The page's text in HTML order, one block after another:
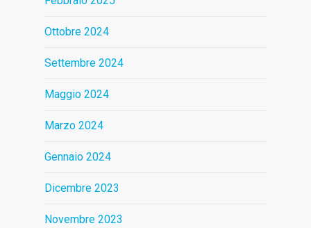
Ottobre 2024
Settembre 2024
Maggio 2024
Marzo 2024
Gennaio 2024
Dicembre 2023
Novembre 2023